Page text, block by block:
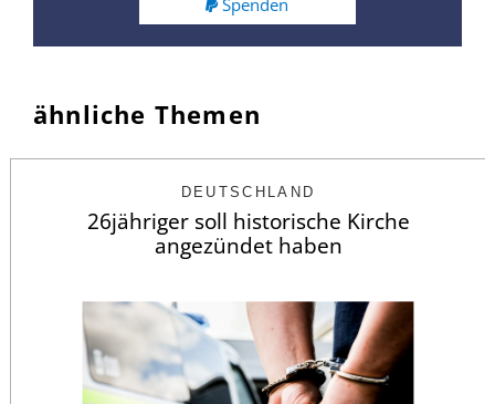
ähnliche Themen
DEUTSCHLAND
26jähriger soll historische Kirche
angezündet haben